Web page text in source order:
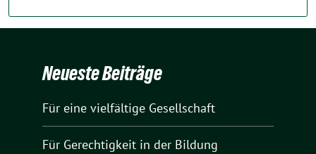
Neueste Beiträge
Für eine vielfältige Gesellschaft
Für Gerechtigkeit in der Bildung